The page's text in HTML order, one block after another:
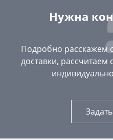
Нужна
Подробно расскажем
доставки, рассчитаем